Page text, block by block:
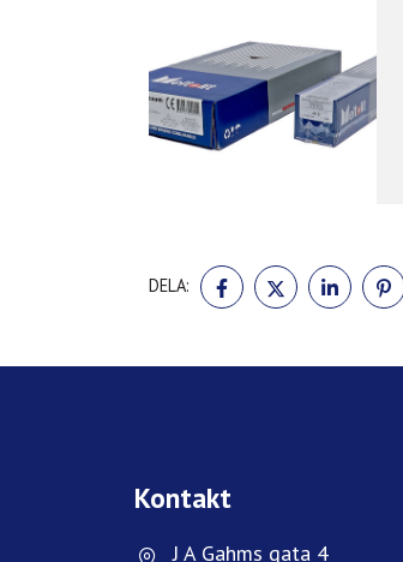
DELA:
DELA
PÅ
DELA
PÅ
DELA
PÅ
Kontakt
J A Gahms gata 4